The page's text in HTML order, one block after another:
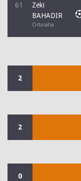
61
Zeki
BAHADIR
Ortasaha
2
2
0